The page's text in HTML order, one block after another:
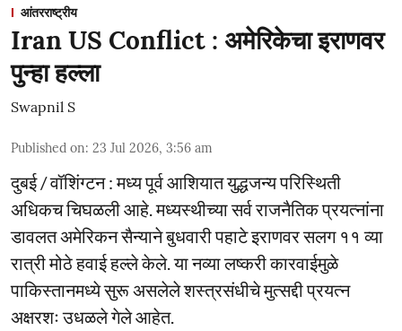
आंतरराष्ट्रीय
Iran US Conflict : अमेरिकेचा इराणवर
पुन्हा हल्ला
Swapnil S
Published on: 23 Jul 2026, 3:56 am
दुबई / वॉशिंग्टन : मध्य पूर्व आशियात युद्धजन्य परिस्थिती
अधिकच चिघळली आहे. मध्यस्थीच्या सर्व राजनैतिक प्रयत्नांना
डावलत अमेरिकन सैन्याने बुधवारी पहाटे इराणवर सलग ११ व्या
रात्री मोठे हवाई हल्ले केले. या नव्या लष्करी कारवाईमुळे
पाकिस्तानमध्ये सुरू असलेले शस्त्रसंधीचे मुत्सद्दी प्रयत्न
अक्षरशः उधळले गेले आहेत.